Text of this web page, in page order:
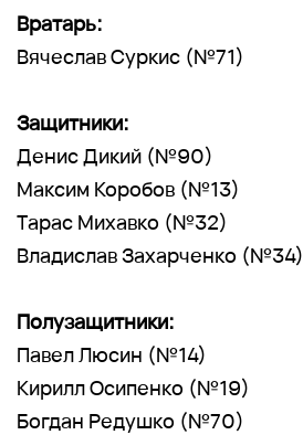
Вратарь:
Вячеслав Суркис (№71)
Защитники:
Денис Дикий (№90)
Максим Коробов (№13)
Тарас Михавко (№32)
Владислав Захарченко (№34)
Полузащитники:
Павел Люсин (№14)
Кирилл Осипенко (№19)
Богдан Редушко (№70)